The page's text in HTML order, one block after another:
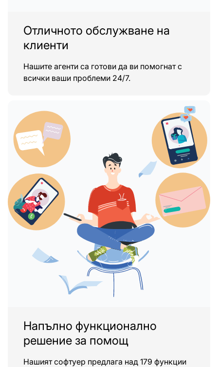
Отличното обслужване на
клиенти
Нашите агенти са готови да ви помогнат с
всички ваши проблеми 24/7.
Напълно функционално
решение за помощ
Нашият софтуер предлага над 179 функции